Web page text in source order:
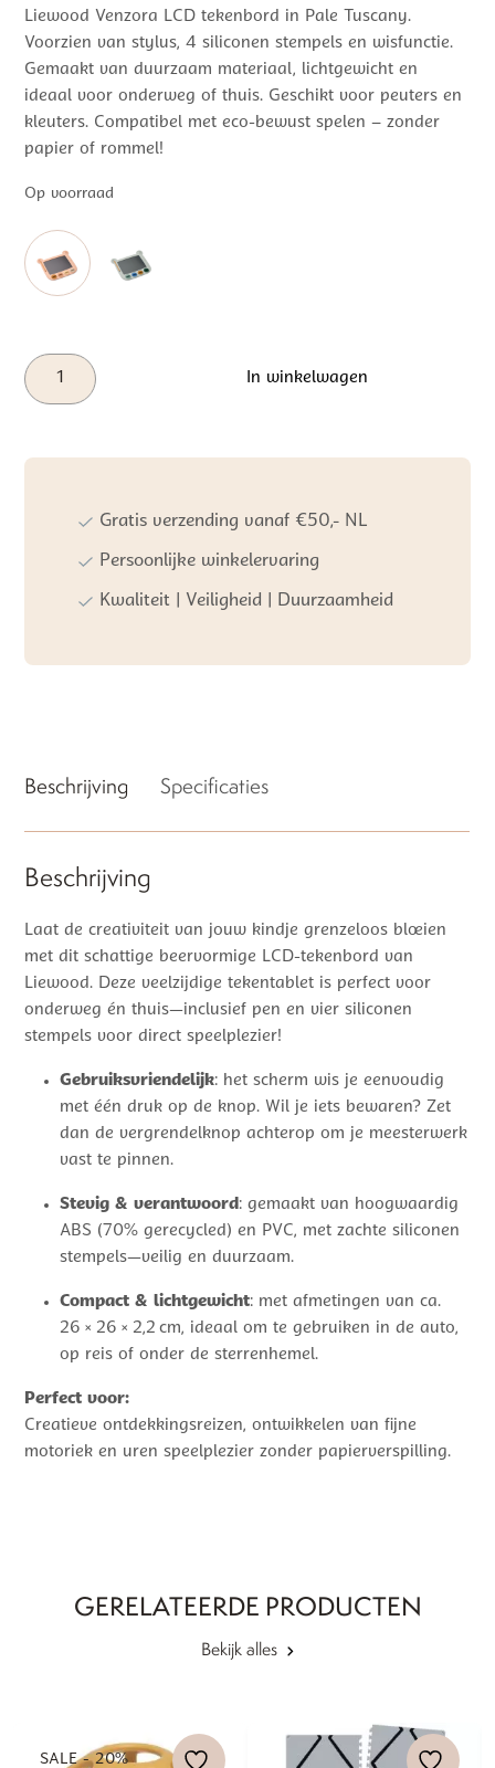
Liewood Venzora LCD tekenbord in Pale Tuscany.
Voorzien van stylus, 4 siliconen stempels en wisfunctie.
Gemaakt van duurzaam materiaal, lichtgewicht en
ideaal voor onderweg of thuis. Geschikt voor peuters en
kleuters. Compatibel met eco-bewust spelen – zonder
papier of rommel!
Op voorraad
Liewood
Venzora
Board
aantal
In winkelwagen
Gratis verzending vanaf €50,- NL
Persoonlijke winkelervaring
Kwaliteit | Veiligheid | Duurzaamheid
Beschrijving Specificaties
Beschrijving
Laat de creativiteit van jouw kindje grenzeloos bloeien
met dit schattige beervormige LCD-tekenbord van
Liewood. Deze veelzijdige tekentablet is perfect voor
onderweg én thuis—inclusief pen en vier siliconen
stempels voor direct speelplezier!
Gebruiksvriendelijk: het scherm wis je eenvoudig
met één druk op de knop. Wil je iets bewaren? Zet
dan de vergrendelknop achterop om je meesterwerk
vast te pinnen.
Stevig & verantwoord: gemaakt van hoogwaardig
ABS (70% gerecycled) en PVC, met zachte siliconen
stempels—veilig en duurzaam.
Compact & lichtgewicht: met afmetingen van ca.
26 × 26 × 2,2 cm, ideaal om te gebruiken in de auto,
op reis of onder de sterrenhemel.
Perfect voor:
Creatieve ontdekkingsreizen, ontwikkelen van fijne
motoriek en uren speelplezier zonder papierverspilling.
GERELATEERDE PRODUCTEN
Bekijk alles
SALE - 20%